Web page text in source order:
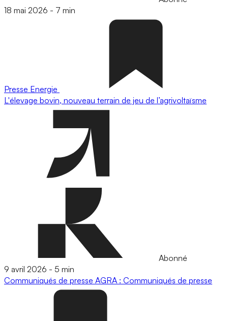
18 mai 2026 - 7 min
Presse Energie
L'élevage bovin, nouveau terrain de jeu de l’agrivoltaïsme
Abonné
9 avril 2026 - 5 min
Communiqués de presse AGRA : Communiqués de presse